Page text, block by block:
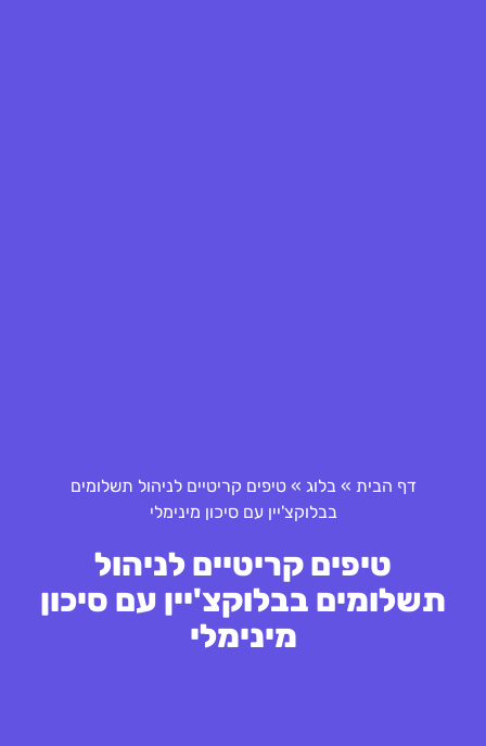
דף הבית » בלוג »טיפים קריטיים לניהול תשלומים
בבלוקצ'יין עם סיכון מינימלי
טיפים קריטיים לניהול
תשלומים בבלוקצ'יין עם סיכון
מינימלי